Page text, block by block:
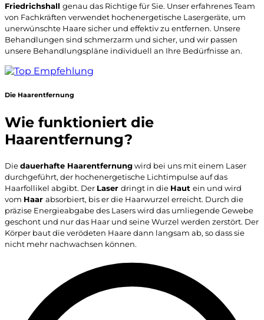
Friedrichshall genau das Richtige für Sie. Unser erfahrenes Team
von Fachkräften verwendet hochenergetische Lasergeräte, um
unerwünschte Haare sicher und effektiv zu entfernen. Unsere
Behandlungen sind schmerzarm und sicher, und wir passen
unsere Behandlungspläne individuell an Ihre Bedürfnisse an.
Die Haarentfernung
Wie funktioniert die
Haarentfernung?
Diedauerhafte Haarentfernungwird bei uns mit einem Laser
durchgeführt, der hochenergetische Lichtimpulse auf das
Haarfollikel abgibt. Der Laser dringt in die Haut ein und wird
vom Haar absorbiert, bis er die Haarwurzel erreicht. Durch die
präzise Energieabgabe des Lasers wird das umliegende Gewebe
geschont und nur das Haar und seine Wurzel werden zerstört. Der
Körper baut die verödeten Haare dann langsam ab, so dass sie
nicht mehr nachwachsen können.